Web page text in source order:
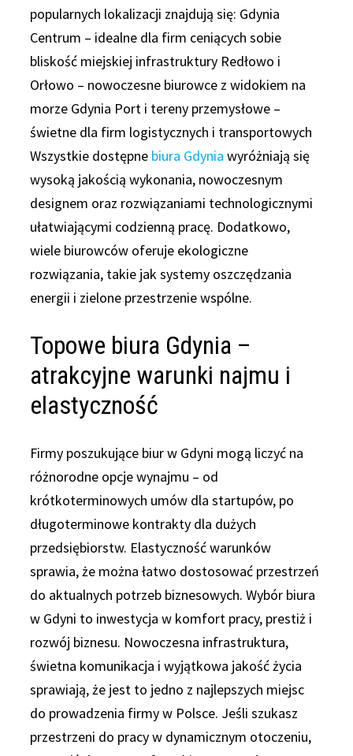
popularnych lokalizacji znajdują się: Gdynia
Centrum – idealne dla firm ceniących sobie
bliskość miejskiej infrastruktury Redłowo i
Orłowo – nowoczesne biurowce z widokiem na
morze Gdynia Port i tereny przemysłowe –
świetne dla firm logistycznych i transportowych
Wszystkie dostępne biura Gdynia wyróżniają się
wysoką jakością wykonania, nowoczesnym
designem oraz rozwiązaniami technologicznymi
ułatwiającymi codzienną pracę. Dodatkowo,
wiele biurowców oferuje ekologiczne
rozwiązania, takie jak systemy oszczędzania
energii i zielone przestrzenie wspólne.
Topowe biura Gdynia –
atrakcyjne warunki najmu i
elastyczność
Firmy poszukujące biur w Gdyni mogą liczyć na
różnorodne opcje wynajmu – od
krótkoterminowych umów dla startupów, po
długoterminowe kontrakty dla dużych
przedsiębiorstw. Elastyczność warunków
sprawia, że można łatwo dostosować przestrzeń
do aktualnych potrzeb biznesowych. Wybór biura
w Gdyni to inwestycja w komfort pracy, prestiż i
rozwój biznesu. Nowoczesna infrastruktura,
świetna komunikacja i wyjątkowa jakość życia
sprawiają, że jest to jedno z najlepszych miejsc
do prowadzenia firmy w Polsce. Jeśli szukasz
przestrzeni do pracy w dynamicznym otoczeniu,